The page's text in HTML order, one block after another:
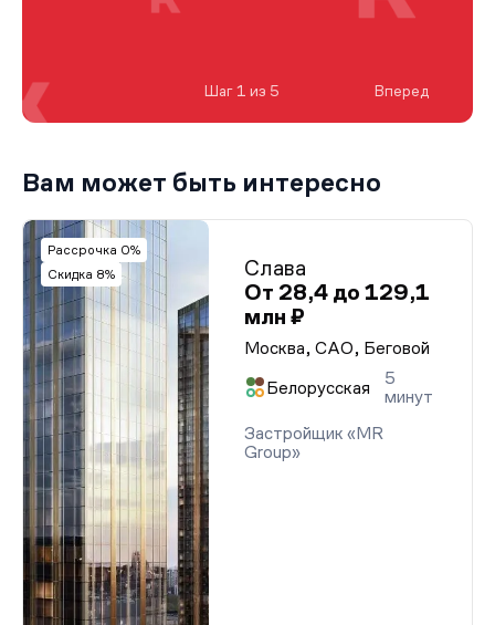
Шаг 1 из 5 Вперед
Вам может быть интересно
Рассрочка 0%
Скидка 8%
Слава
От 28,4 до 129,1
млн ₽
Москва, САО, Беговой
Белорусская
5
минут
Застройщик «MR
Group»